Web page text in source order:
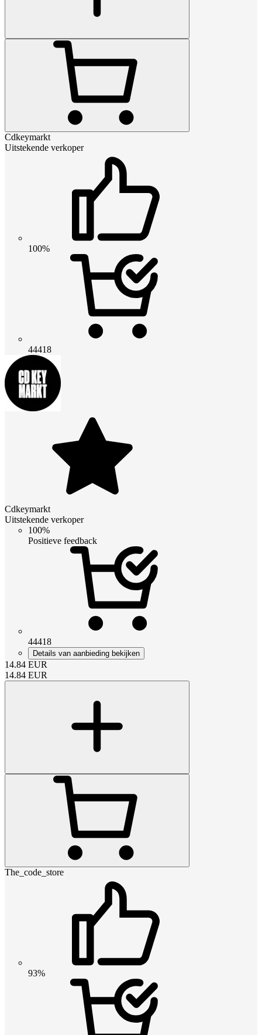
Cdkeymarkt
Uitstekende verkoper
100%
44418
Cdkeymarkt
Uitstekende verkoper
100%
Positieve feedback
44418
Details van aanbieding bekijken
14.84 EUR
14.84 EUR
The_code_store
93%